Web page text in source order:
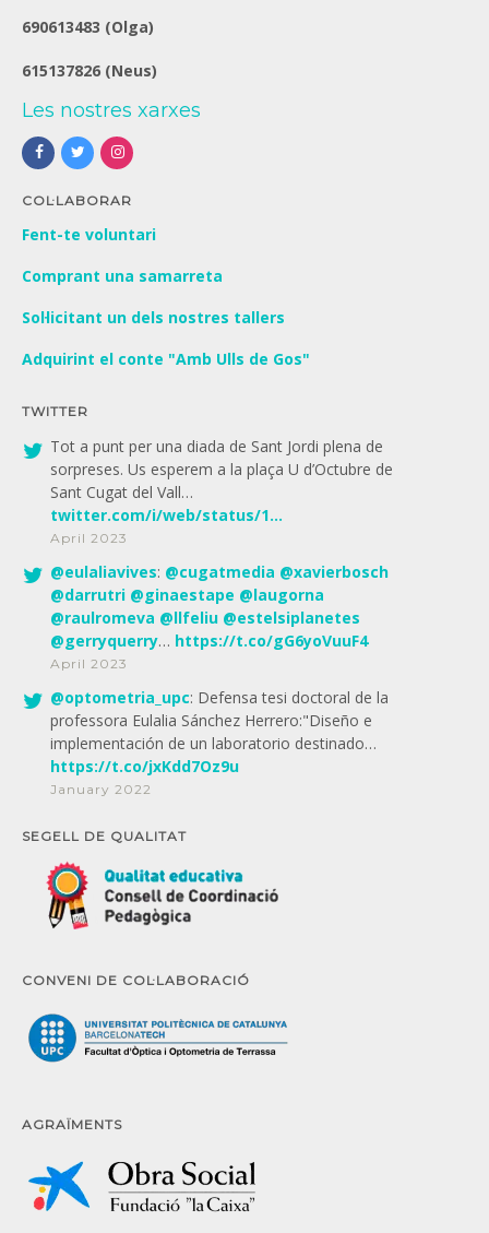
690613483 (Olga)
615137826 (Neus)
Les nostres xarxes
COL·LABORAR
Fent-te voluntari
Comprant una samarreta
Sol·licitant un dels nostres tallers
Adquirint el conte "Amb Ulls de Gos"
TWITTER
Tot a punt per una diada de Sant Jordi plena de
sorpreses. Us esperem a la plaça U d’Octubre de
Sant Cugat del Vall…
twitter.com/i/web/status/1…
April 2023
@eulaliavives: @cugatmedia @xavierbosch
@darrutri @ginaestape @laugorna
@raulromeva @llfeliu @estelsiplanetes
@gerryquerry… https://t.co/gG6yoVuuF4
April 2023
@optometria_upc: Defensa tesi doctoral de la
professora Eulalia Sánchez Herrero:"Diseño e
implementación de un laboratorio destinado…
https://t.co/jxKdd7Oz9u
January 2022
SEGELL DE QUALITAT
CONVENI DE COL·LABORACIÓ
AGRAÏMENTS